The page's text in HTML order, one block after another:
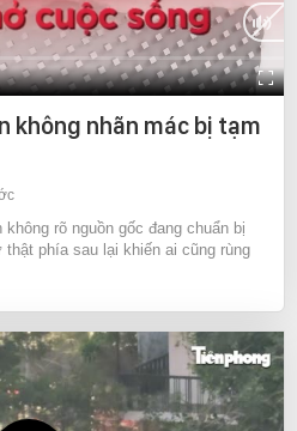
không nhãn mác bị tạm
rõ nguồn gốc đang chuẩn bị
phía sau lại khiến ai cũng rùng